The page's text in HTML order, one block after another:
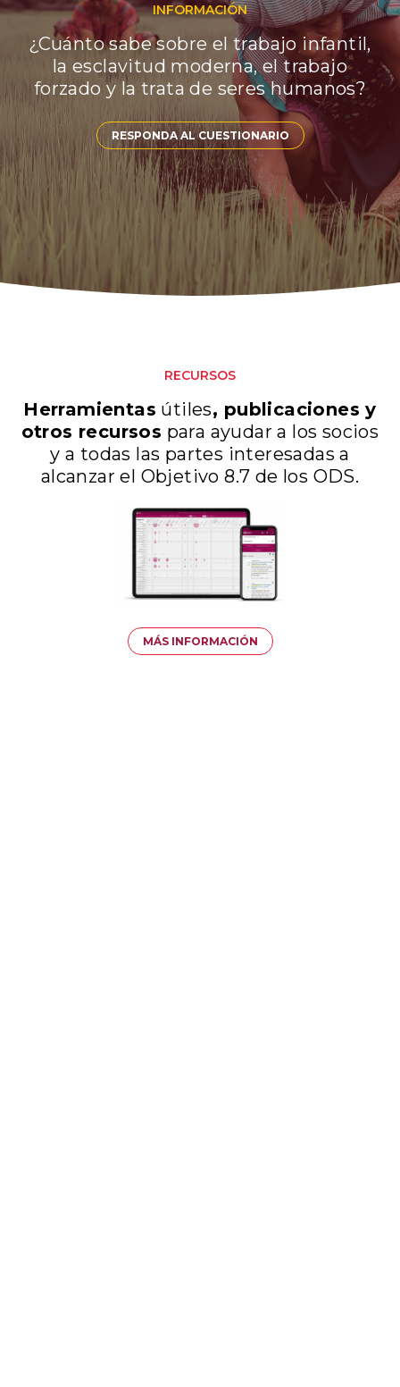
INFORMACIÓN
¿Cuánto sabe sobre el trabajo infantil,
la esclavitud moderna, el trabajo
forzado y la trata de seres humanos?
RESPONDA AL CUESTIONARIO
RECURSOS
Herramientas útiles, publicaciones y
otros recursos para ayudar a los socios
y a todas las partes interesadas a
alcanzar el Objetivo 8.7 de los ODS.
MÁS INFORMACIÓN